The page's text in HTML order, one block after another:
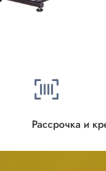
Рассрочка и